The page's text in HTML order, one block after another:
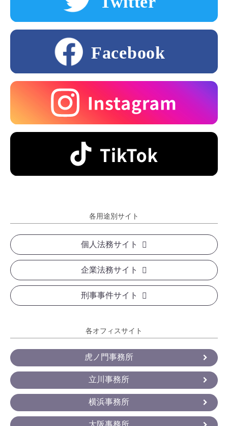
各用途別サイト
個人法務サイト
企業法務サイト
刑事事件サイト
各オフィスサイト
虎ノ門事務所
立川事務所
横浜事務所
大阪事務所